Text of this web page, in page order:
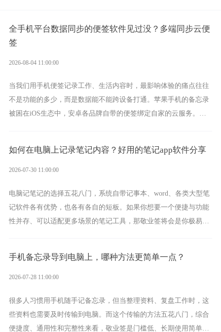
全手机平台数据同步的便签软件见过没？多端同步云便
签
2026-08-04 11:00:00
当我们用手机便签记录工作、生活内容时，最影响体验的痛点往往
不是功能的多少，而是数据能不能跨设备打通。苹果手机的备忘录
被困在iOS生态中，安卓各品牌自带的便签绑定自家的云服务。而
如何在电脑上记录笔记内容？好用的笔记app软件分享
2026-07-30 11:00:00
电脑记笔记的选择五花八门，系统自带记事本、word、各类大型笔
记软件各有优势，也各有各自的短板。如果你想要一个便捷与功能
性并存、可以适配更多场景的笔记工具，那敬业签将会是你极易上
手机备忘录导到电脑上，哪种方法更简单一点？
2026-07-28 11:00:00
很多人习惯用手机随手记备忘录，但当整理资料、复盘工作时，这
些资料也需要及时传输到电脑。而这个传输的方法五花八门，综合
便捷度、通用性和完整性来看，敬业签是门槛低、长期使用简单的